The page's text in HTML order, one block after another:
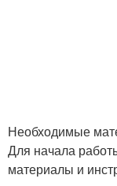
Необходимые
Для начала
материалы и